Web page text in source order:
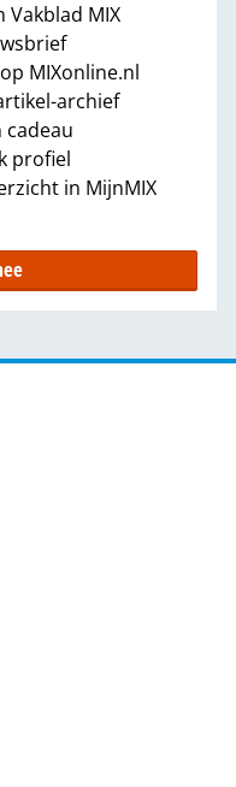
Vakblad MIX
MIXonline.nl
archief
cadeau
profiel
in MijnMIX